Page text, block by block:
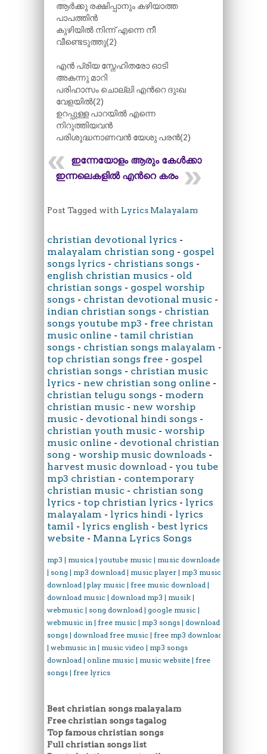
ആർക്കു രക്ഷിപ്പാനും കഴിയാത്ത
പാപത്തിൻ
കുഴിയിൽ നിന്ന് എന്നെ നീ
വീണ്ടെടുത്തു(2)
എൻ പ്രിയ സ്നേഹിതരോ ഓടി
അകന്നു മാറി
പരിഹാസം ചൊല്ലി എന്‍റെ ദുഃഖ
വേളയിൽ(2)
ഉറപ്പുള്ള പാറയിൽ എന്നെ
നിറുത്തിയവൻ
പരിശുദ്ധനാണവൻ യേശു പരൻ(2)
ഇന്നേയോളം ആരും കേൾക്കാത്ത
ഇന്നലെകളിൽ എന്‍റെ കരം
Post Tagged with Lyrics Malayalam
christian devotional lyrics -
malayalam christian song - gospel
songs lyrics - christians songs -
english christian musics - old
christian songs - gospel worship
songs - christan devotional music -
indian christian songs - christian
songs youtube mp3 - free christan
music online - tamil christian
songs - christian songs malayalam -
top christian songs free - gospel
christian songs - christian music
lyrics - new christian song online -
christian telugu songs - modern
christian music - new worship
music - devotional hindi songs -
christian youth music - worship
music online - devotional christian
song - worship music downloads -
harvest music download - you tube
mp3 christian - contemporary
christian music - christian song
lyrics - top christian lyrics - lyrics
malayalam - lyrics hindi - lyrics
tamil - lyrics english - best lyrics
website - Manna Lyrics Songs
mp3 | musica | youtube music | music downloader
| song | mp3 download | music player | mp3 music
download | play music | free music download |
download music | download mp3 | musik |
webmusic | song download | google music |
webmusic in | free music | mp3 songs | download
songs | download free music | free mp3 download
| webmusic in | music video | mp3 songs
download | online music | music website | free
songs | free lyrics
Best christian songs malayalam
Free christian songs tagalog
Top famous christian songs
Full christian songs list